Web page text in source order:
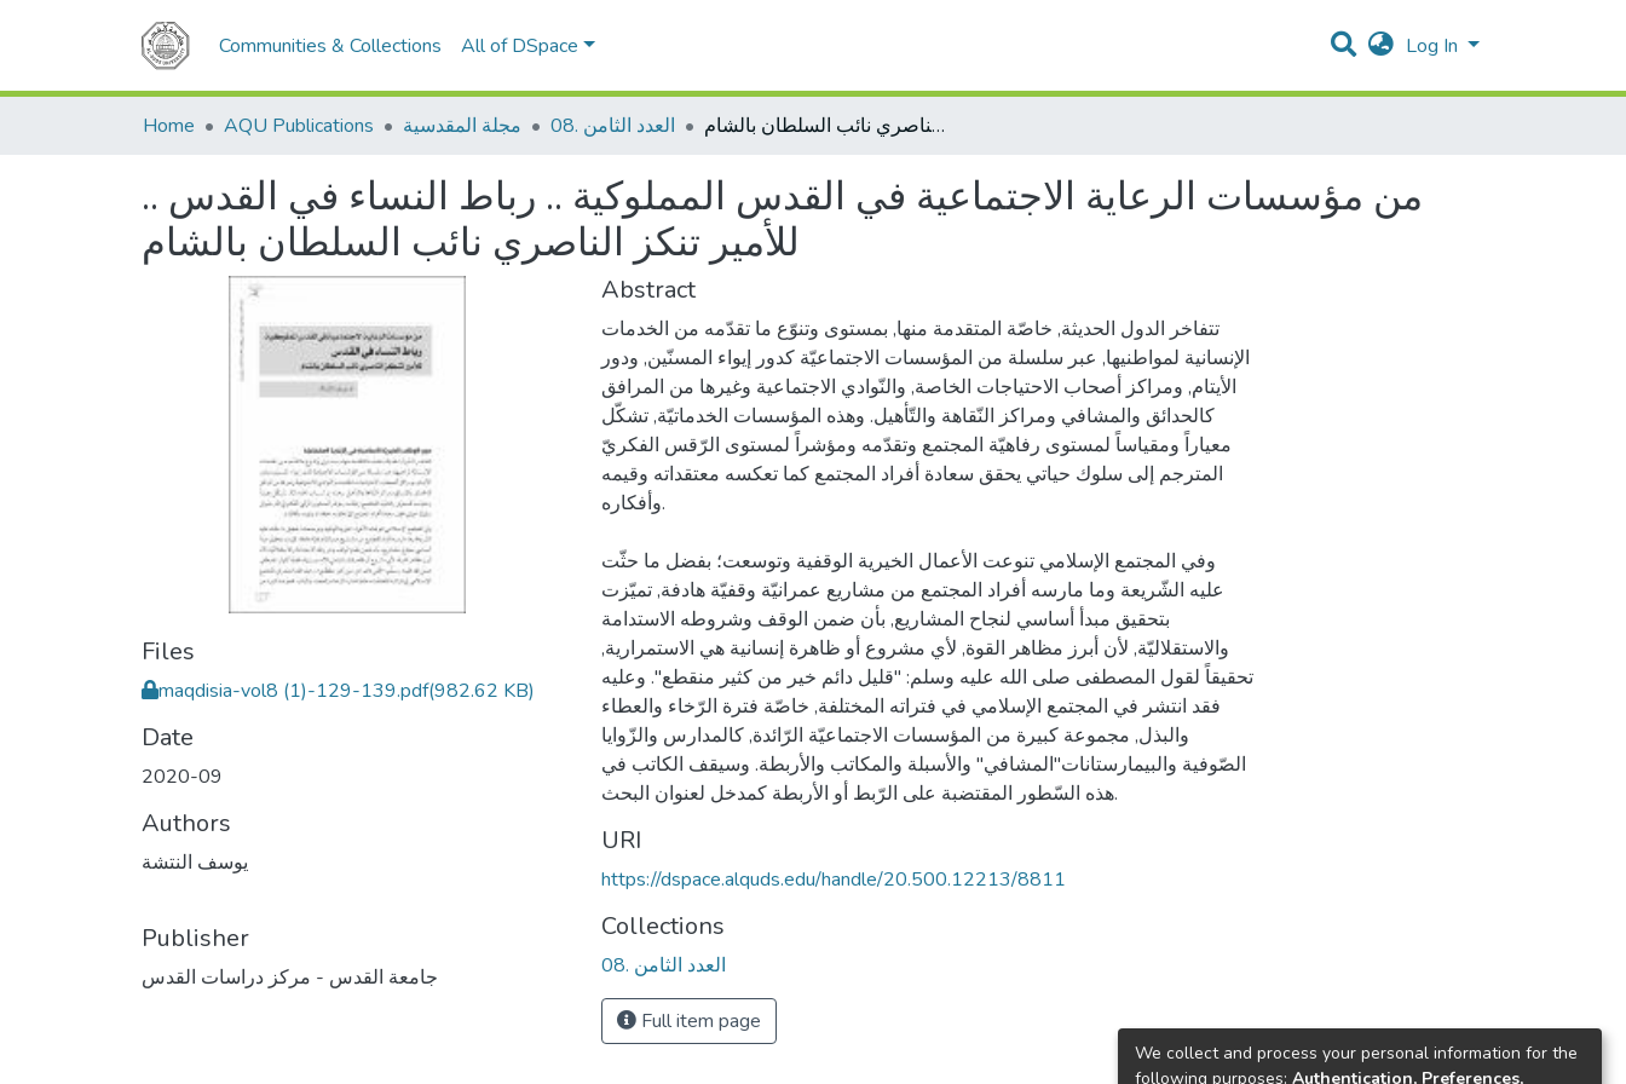
Communities & Collections All of DSpace Log In
Home AQU Publications مجلة المقدسية 08. العدد الثامن من مؤسسات الرعاية الاجتماعية في القدس المملوكية .. رباط النساء في القدس .. للأمير تنكز الناصري نائب السلطان بالشام
من مؤسسات الرعاية الاجتماعية في القدس المملوكية .. رباط النساء في القدس ..
للأمير تنكز الناصري نائب السلطان بالشام
Files
maqdisia-vol8 (1)-129-139.pdf(982.62 KB)
Date
2020-09
Authors
يوسف النتشة
Publisher
جامعة القدس - مركز دراسات القدس
Abstract
تتفاخر الدول الحديثة, خاصّة المتقدمة منها, بمستوى وتنوّع ما تقدّمه من الخدمات
الإنسانية لمواطنيها, عبر سلسلة من المؤسسات الاجتماعيّة كدور إيواء المسنّين, ودور
الأيتام, ومراكز أصحاب الاحتياجات الخاصة, والنّوادي الاجتماعية وغيرها من المرافق
كالحدائق والمشافي ومراكز النّقاهة والتّأهيل. وهذه المؤسسات الخدماتيّة, تشكّل
معياراً ومقياساً لمستوى رفاهيّة المجتمع وتقدّمه ومؤشراً لمستوى الرّقس الفكريّ
المترجم إلى سلوك حياتي يحقق سعادة أفراد المجتمع كما تعكسه معتقداته وقيمه
وأفكاره.
وفي المجتمع الإسلامي تنوعت الأعمال الخيرية الوقفية وتوسعت؛ بفضل ما حثّت
عليه الشّريعة وما مارسه أفراد المجتمع من مشاريع عمرانيّة وقفيّة هادفة, تميّزت
بتحقيق مبدأ أساسي لنجاح المشاريع, بأن ضمن الوقف وشروطه الاستدامة
والاستقلاليّة, لأن أبرز مظاهر القوة, لأي مشروع أو ظاهرة إنسانية هي الاستمرارية,
تحقيقاً لقول المصطفى صلى الله عليه وسلم: "قليل دائم خير من كثير منقطع". وعليه
فقد انتشر في المجتمع الإسلامي في فتراته المختلفة, خاصّة فترة الرّخاء والعطاء
والبذل, مجموعة كبيرة من المؤسسات الاجتماعيّة الرّائدة, كالمدارس والزّوايا
الصّوفية والبيمارستانات"المشافي" والأسبلة والمكاتب والأربطة. وسيقف الكاتب في
هذه السّطور المقتضبة على الرّبط أو الأربطة كمدخل لعنوان البحث.
URI
https://dspace.alquds.edu/handle/20.500.12213/8811
Collections
08. العدد الثامن
Full item page
We collect and process your personal information for the
following purposes: Authentication, Preferences,